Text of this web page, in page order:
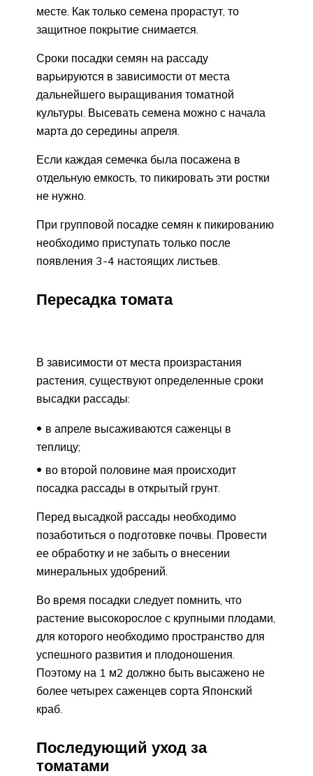
месте. Как только семена прорастут, то
защитное покрытие снимается.
Сроки посадки семян на рассаду
варьируются в зависимости от места
дальнейшего выращивания томатной
культуры. Высевать семена можно с начала
марта до середины апреля.
Если каждая семечка была посажена в
отдельную емкость, то пикировать эти ростки
не нужно.
При групповой посадке семян к пикированию
необходимо приступать только после
появления 3-4 настоящих листьев.
Пересадка томата
В зависимости от места произрастания
растения, существуют определенные сроки
высадки рассады:
в апреле высаживаются саженцы в
теплицу;
во второй половине мая происходит
посадка рассады в открытый грунт.
Перед высадкой рассады необходимо
позаботиться о подготовке почвы. Провести
ее обработку и не забыть о внесении
минеральных удобрений.
Во время посадки следует помнить, что
растение высокорослое с крупными плодами,
для которого необходимо пространство для
успешного развития и плодоношения.
Поэтому на 1 м2 должно быть высажено не
более четырех саженцев сорта Японский
краб.
Последующий уход за
томатами